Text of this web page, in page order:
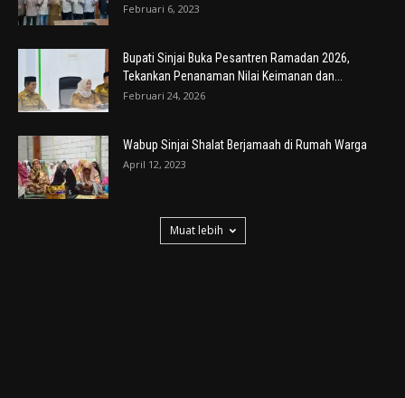
Februari 6, 2023
Bupati Sinjai Buka Pesantren Ramadan 2026,
Tekankan Penanaman Nilai Keimanan dan...
Februari 24, 2026
Wabup Sinjai Shalat Berjamaah di Rumah Warga
April 12, 2023
Muat lebih